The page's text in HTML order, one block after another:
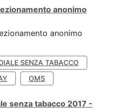
anonimo
anonimo
SENZA TABACCO
OMS
senza tabacco 2017 -